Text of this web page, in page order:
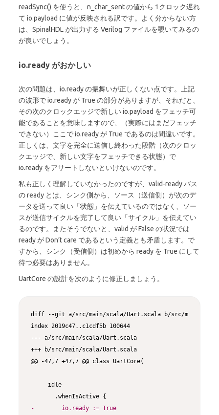
readSync() を使うと、n_char_sent の値から 1クロック遅れ
て io.payload に値が反映される訳です。よく分からない方
は、SpinalHDL が出力する Verilog ファイルを覗いてみるの
が良いでしょう。
io.ready がおかしい
次の問題は、io.ready の振舞いが正しくない点です。上記
の波形で io.ready が True の部分がありますが、それだと、
その次のクロックエッジで新しい io.payload をフェッチ可
能であることを意味しますので、（実際にはまだフェッチ
できない）ここで io.ready が True であるのは間違いです。
正しくは、文字を完全に送信し終わった段階（次のクロッ
クエッジで、新しい文字をフェッチできる状態）で
io.ready をアサートしないといけないのです。
私も正しく理解していなかったのですが、valid-ready バス
の ready とは、シンク側から、ソース（送信側）が次のデ
ータを送って良い「状態」を伝えているのではなく、ソー
スが送信サイクルを完了して良い「サイクル」を伝えてい
るのです。またそうでないと、valid が False の状況では
ready が Don’t care であるという定義とも矛盾します。で
すから、シンク（受信側）は初めから ready を True にして
待つ必要はありません。
UartCore の設計を次のように修正しましょう。
diff --git a/src/main/scala/Uart.scala b/src/main/
--- a/src/main/scala/Uart.scala
+++ b/src/main/scala/Uart.scala
@@ -47,7 +47,7 @@ class UartCore(
     idle
-        io.ready := True